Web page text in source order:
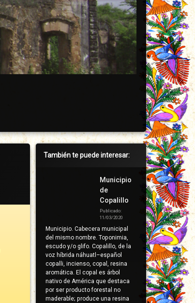
Barra
También te puede interesar:
Municipio
de
Copalillo
Publicado:
11/03/2020
Municipio. Cabecera municipal
del mismo nombre. Toponimia,
escudo y/o glifo. Copalillo, de la
voz híbrida náhuatl–español
copalli, incienso, copal, resina
aromática. El copal es árbol
nativo de América que destaca
por ser producto forestal no
maderable; produce una resina